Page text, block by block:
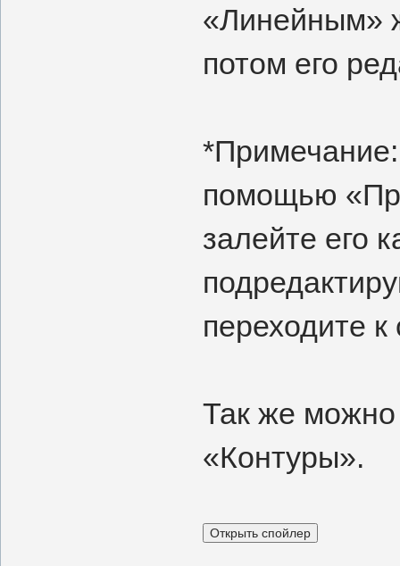
«Линейным»
потом его
*Примечание:
помощью
залейте его
переходите
Так же можно
«Контуры».